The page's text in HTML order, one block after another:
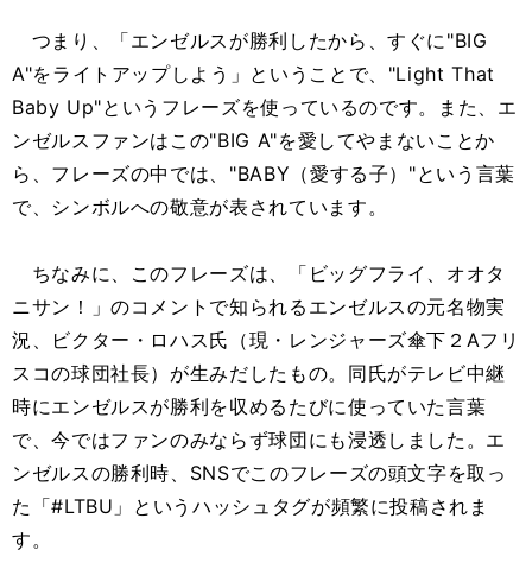
つまり、「エンゼルスが勝利したから、すぐに"BIG
A"をライトアップしよう」ということで、"Light That
Baby Up"というフレーズを使っているのです。また、エ
ンゼルスファンはこの"BIG A"を愛してやまないことか
ら、フレーズの中では、"BABY（愛する子）"という言葉
で、シンボルへの敬意が表されています。
ちなみに、このフレーズは、「ビッグフライ、オオタ
ニサン！」のコメントで知られるエンゼルスの元名物実
況、ビクター・ロハス氏（現・レンジャーズ傘下２Aフリ
スコの球団社長）が生みだしたもの。同氏がテレビ中継
時にエンゼルスが勝利を収めるたびに使っていた言葉
で、今ではファンのみならず球団にも浸透しました。エ
ンゼルスの勝利時、SNSでこのフレーズの頭文字を取っ
た「#LTBU」というハッシュタグが頻繁に投稿されま
す。